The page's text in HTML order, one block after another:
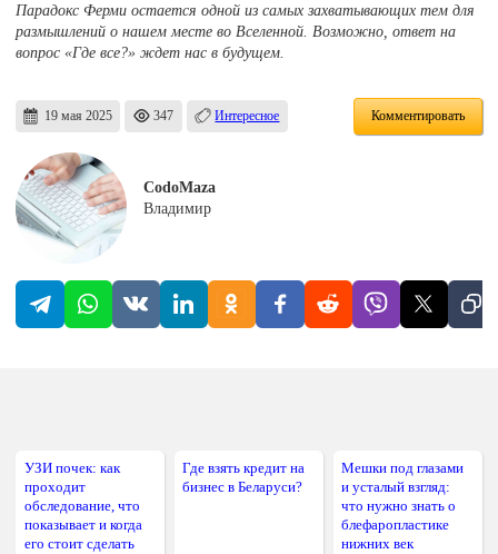
Парадокс Ферми остается одной из самых захватывающих тем для
размышлений о нашем месте во Вселенной. Возможно, ответ на
вопрос «Где все?» ждет нас в будущем.
19 мая 2025 347 Интересное Комментировать
CodoMaza
Владимир
УЗИ почек: как
проходит
обследование, что
показывает и когда
его стоит сделать
Где взять кредит на
бизнес в Беларуси?
Мешки под глазами
и усталый взгляд:
что нужно знать о
блефаропластике
нижних век